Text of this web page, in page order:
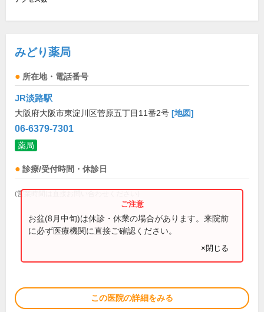
みどり薬局
所在地・電話番号
JR淡路駅
大阪府大阪市東淀川区菅原五丁目11番2号 [地図]
06-6379-7301
薬局
診療/受付時間・休診日
(営業時間は直接お問い合わせください)
お盆(8月中旬)は休診・休業の場合があります。来院前
に必ず医療機関に直接ご確認ください。
×閉じる
この医院の詳細をみる